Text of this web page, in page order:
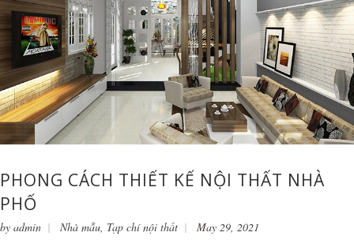
PHONG CÁCH THIẾT KẾ NỘI THẤT NHÀ
PHỐ
by admin Nhà mẫu Tạp chí nội thất May 29, 2021